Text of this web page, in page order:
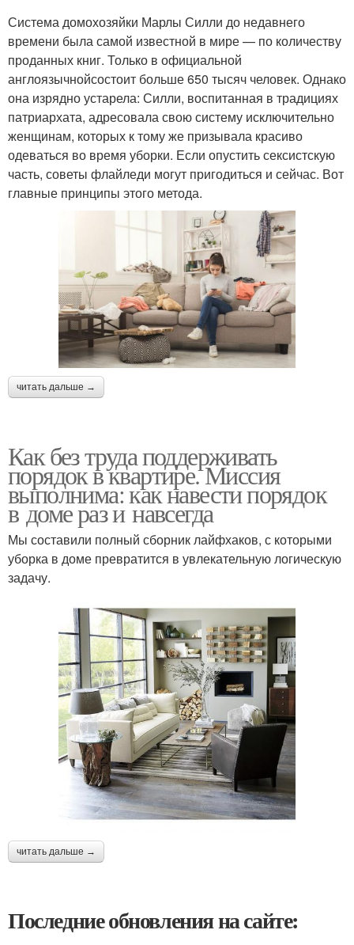
Система домохозяйки Марлы Силли до недавнего
времени была самой известной в мире — по количеству
проданных книг. Только в официальной
англоязычнойсостоит больше 650 тысяч человек. Однако
она изрядно устарела: Силли, воспитанная в традициях
патриархата, адресовала свою систему исключительно
женщинам, которых к тому же призывала красиво
одеваться во время уборки. Если опустить сексистскую
часть, советы флайледи могут пригодиться и сейчас. Вот
главные принципы этого метода.
читать дальше →
Как без труда поддерживать
порядок в квартире. Миссия
выполнима: как навести порядок
в доме раз и навсегда
Мы составили полный сборник лайфхаков, с которыми
уборка в доме превратится в увлекательную логическую
задачу.
читать дальше →
Последние обновления на сайте: